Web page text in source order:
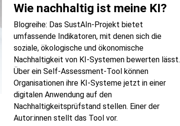
Wie nachhaltig ist meine KI?
Blogreihe: Das SustAIn-Projekt bietet
umfassende Indikatoren, mit denen sich die
soziale, ökologische und ökonomische
Nachhaltigkeit von KI-Systemen bewerten lässt.
Über ein Self-Assessment-Tool können
Organisationen ihre KI-Systeme jetzt in einer
digitalen Anwendung auf den
Nachhaltigkeitsprüfstand stellen. Einer der
Autor:innen stellt das Tool vor.